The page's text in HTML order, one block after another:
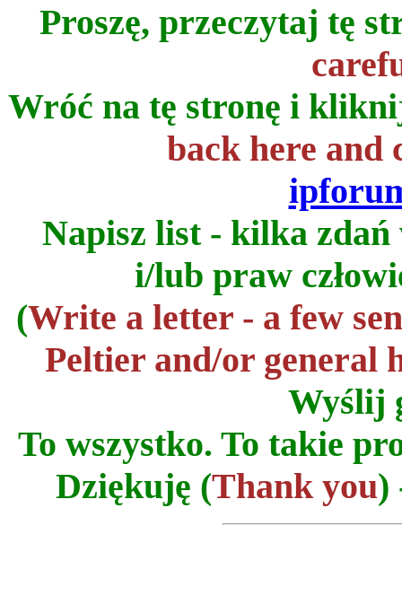
Proszę, przeczytaj tę
Wróć na tę stronę i
back here and
Napisz list - kilka
i/lub praw
(Write a letter - a few
Peltier and/or general
Wyślij
To wszystko. To takie
Dziękuję (Thank you)